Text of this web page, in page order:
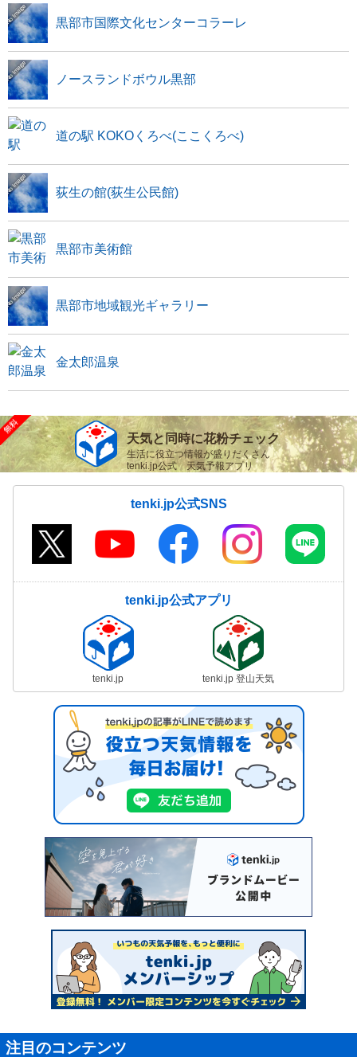
黒部市国際文化センターコラーレ
ノースランドボウル黒部
道の駅 KOKOくろべ(ここくろべ)
荻生の館(荻生公民館)
黒部市美術館
黒部市地域観光ギャラリー
金太郎温泉
天気と同時に花粉チェック
生活に役立つ情報が盛りだくさん
tenki.jp公式 天気予報アプリ
tenki.jp公式SNS
tenki.jp公式アプリ
tenki.jp tenki.jp 登山天気
注目のコンテンツ